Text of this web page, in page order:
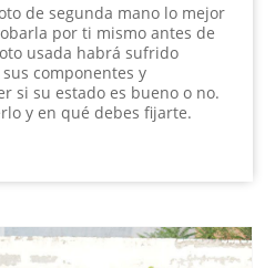
de segunda mano lo mejor
por ti mismo antes de
usada habrá sufrido
componentes y
si su estado es bueno o no.
y en qué debes fijarte.